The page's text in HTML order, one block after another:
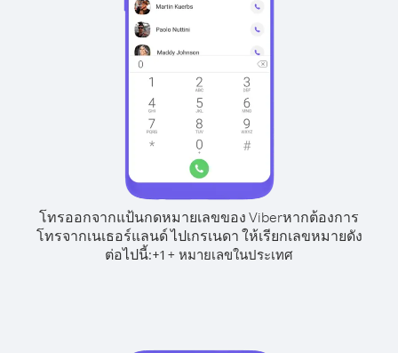
โทรออกจากแป้นกดหมายเลขของ Viberหากต้องการ
โทรจากเนเธอร์แลนด์ ไปเกรเนดา ให้เรียกเลขหมายดัง
ต่อไปนี้:+1 + หมายเลขในประเทศ